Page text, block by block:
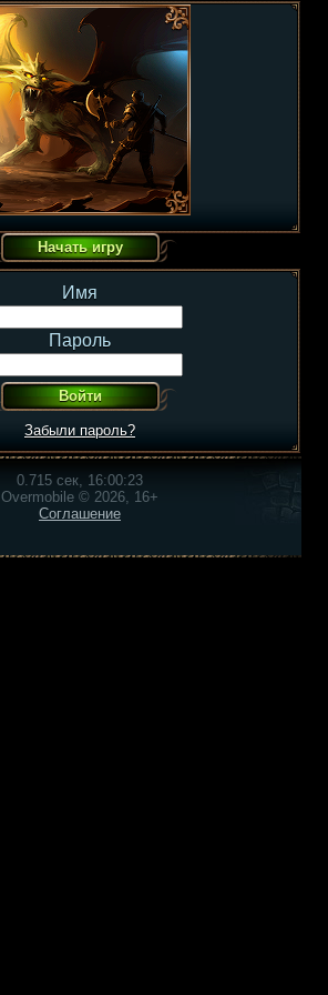
Имя
Пароль
Забыли пароль?
0.715 сек, 16:00:23
Overmobile © 2026, 16+
Соглашение